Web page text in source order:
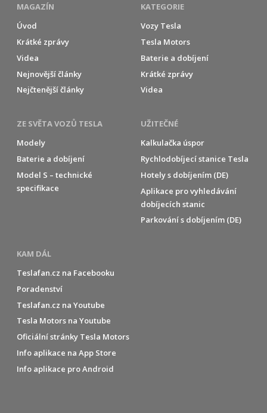
MAGAZÍN
Úvod
Krátké zprávy
Videa
Nejnovější články
Nejčtenější články
KATEGORIE
Vozy Tesla
Tesla Motors
Baterie a dobíjení
Krátké zprávy
Videa
ZE SVĚTA VOZŮ TESLA
Modely
Baterie a dobíjení
Model S – technické
specifikace
UŽITEČNÉ
Kalkulačka úspor
Rychlodobíjecí stanice Tesla
Hotely s dobíjením (DE)
Aplikace pro vyhledávání
dobíjecích stanic
Parkování s dobíjením (DE)
KAM DÁL
Teslafan.cz na Facebooku
Poradenství
Teslafan.cz na Youtube
Tesla Motors na Youtube
Oficiální stránky Tesla Motors
Info aplikace na App Store
Info aplikace pro Android